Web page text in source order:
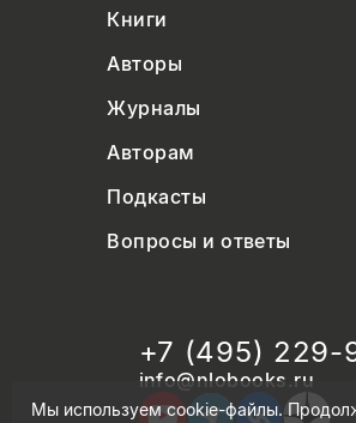
Книги
Авторы
Журналы
Авторам
Подкасты
Вопросы и ответы
+7 (495) 229-
info@nlobooks.ru
Мы используем cookie-файлы.